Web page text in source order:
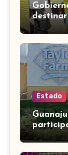
Estado
Canta,